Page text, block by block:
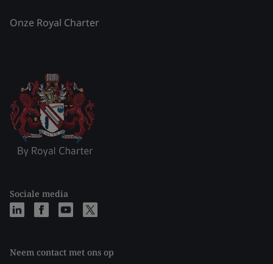
Onze Royal Charter
Sociale media
Neem contact met ons op